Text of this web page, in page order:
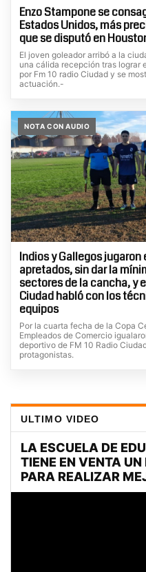
Enzo Stampone se
Estados Unidos, más
que se disputó en
El joven goleador arribó a la
una cálida recepción tras lograr
por Fm 10 radio Ciudad y se
actuación.-
NOTA CON AUDIO
Indios y Gallegos
apretados, sin dar la
sectores de la cancha, y
Ciudad habló con los
equipos
Por la cuarta fecha de la Copa
Empleados de Comercio
deportivo de FM 10 Radio
protagonistas.
ULTIMO VIDEO